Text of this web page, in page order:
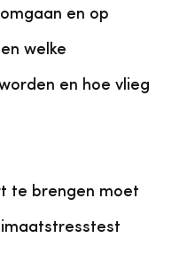
en op
welke
en hoe vlieg
te brengen moet